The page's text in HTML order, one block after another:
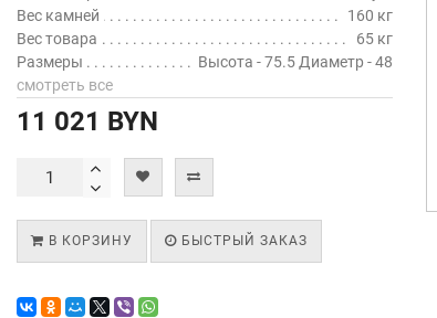
Вес камней
160 кг
Вес товара
65 кг
Размеры
Высота - 75.5 Диаметр - 48
смотреть все
11 021 BYN
В КОРЗИНУ БЫСТРЫЙ ЗАКАЗ